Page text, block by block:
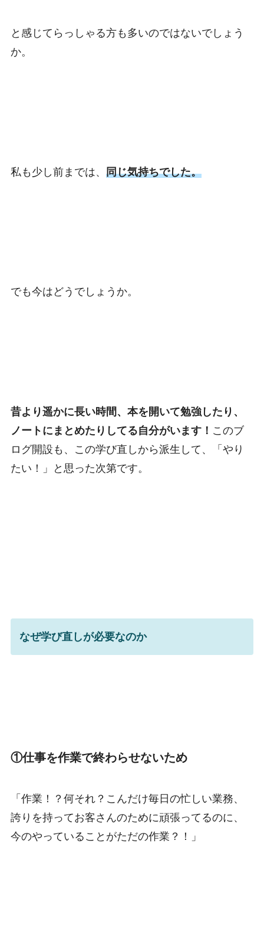
と感じてらっしゃる方も多いのではないでしょう
か。
私も少し前までは、 同じ気持ちでした。
でも今はどうでしょうか。
昔より遥かに長い時間、本を開いて勉強したり、
ノートにまとめたりしてる自分がいます！ このブ
ログ開設も、この学び直しから派生して、「やり
たい！」と思った次第です。
なぜ学び直しが必要なのか
①仕事を作業で終わらせないため
「作業！？何それ？こんだけ毎日の忙しい業務、
誇りを持ってお客さんのために頑張ってるのに、
今のやっていることがただの作業？！」